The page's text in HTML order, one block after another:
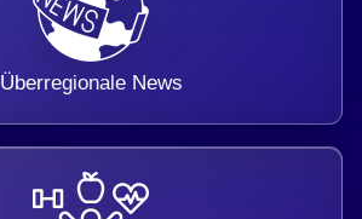
Überregionale News